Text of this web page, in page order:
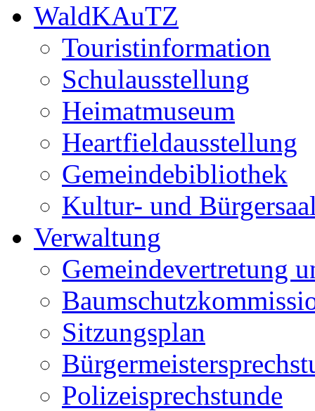
WaldKAuTZ
Touristinformation
Schulausstellung
Heimatmuseum
Heartfieldausstellung
Gemeindebibliothek
Kultur- und
Verwaltung
Gemeindevertretung
Sitzungsplan
Polizeisprechstunde